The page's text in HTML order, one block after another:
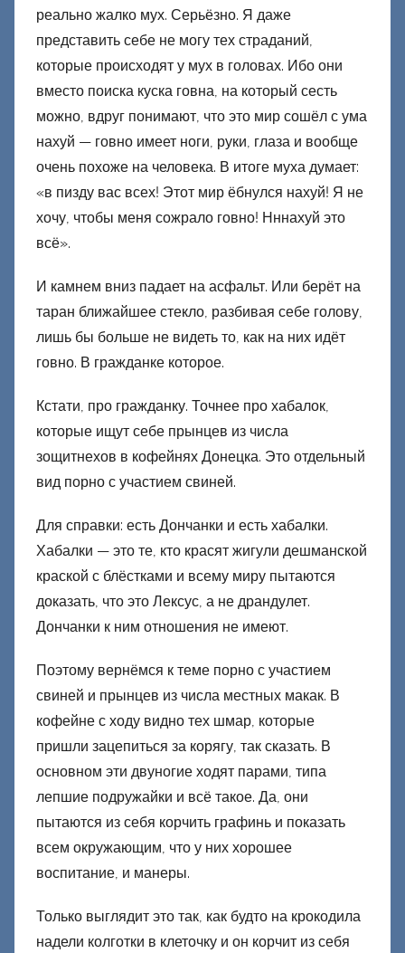
реально жалко мух. Серьёзно. Я даже
представить себе не могу тех страданий,
которые происходят у мух в головах. Ибо они
вместо поиска куска говна, на который сесть
можно, вдруг понимают, что это мир сошёл с ума
нахуй — говно имеет ноги, руки, глаза и вообще
очень похоже на человека. В итоге муха думает:
«в пизду вас всех! Этот мир ёбнулся нахуй! Я не
хочу, чтобы меня сожрало говно! Нннахуй это
всё».
И камнем вниз падает на асфальт. Или берёт на
таран ближайшее стекло, разбивая себе голову,
лишь бы больше не видеть то, как на них идёт
говно. В гражданке которое.
Кстати, про гражданку. Точнее про хабалок,
которые ищут себе прынцев из числа
зощитнехов в кофейнях Донецка. Это отдельный
вид порно с участием свиней.
Для справки: есть Дончанки и есть хабалки.
Хабалки — это те, кто красят жигули дешманской
краской с блёстками и всему миру пытаются
доказать, что это Лексус, а не драндулет.
Дончанки к ним отношения не имеют.
Поэтому вернёмся к теме порно с участием
свиней и прынцев из числа местных макак. В
кофейне с ходу видно тех шмар, которые
пришли зацепиться за корягу, так сказать. В
основном эти двуногие ходят парами, типа
лепшие подружайки и всё такое. Да, они
пытаются из себя корчить графинь и показать
всем окружающим, что у них хорошее
воспитание, и манеры.
Только выглядит это так, как будто на крокодила
надели колготки в клеточку и он корчит из себя